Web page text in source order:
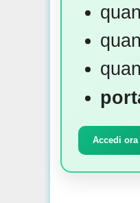
Accedi